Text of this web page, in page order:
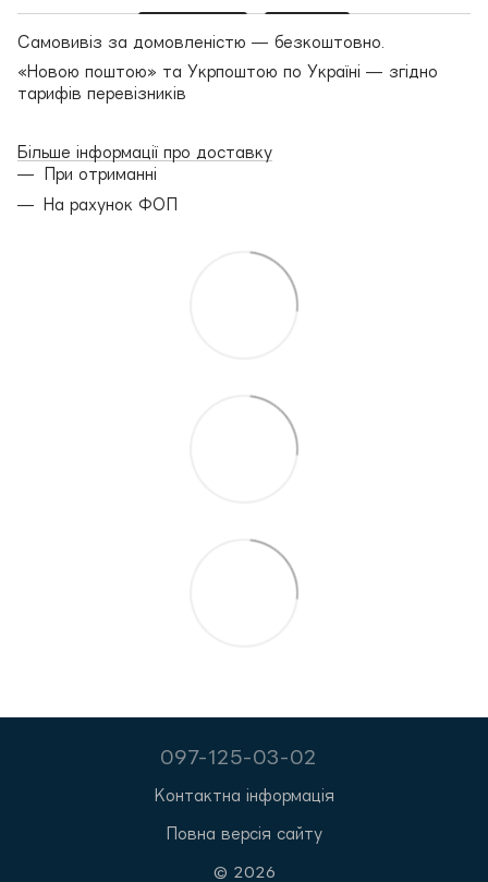
Самовивіз за домовленістю — безкоштовно.
«Новою поштою» та Укрпоштою по Україні — згідно
тарифів перевізників
Більше інформації про доставку
При отриманні
На рахунок ФОП
097-125-03-02
Контактна інформація
Повна версія сайту
© 2026